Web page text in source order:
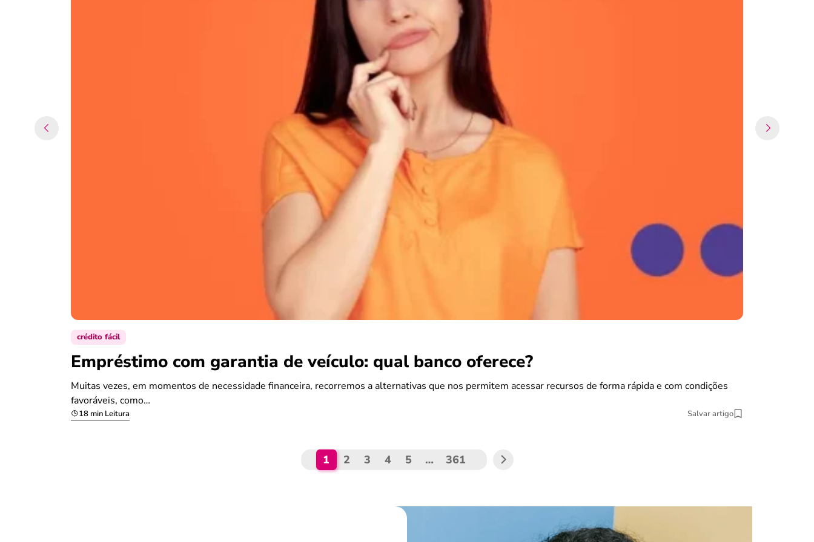
crédito fácil
Empréstimo com garantia de veículo: qual banco oferece?
Muitas vezes, em momentos de necessidade financeira, recorremos a alternativas que nos permitem acessar recursos de forma rápida e com condições
favoráveis, como…
18 min Leitura Salvar artigo
1 2 3 4 5 … 361